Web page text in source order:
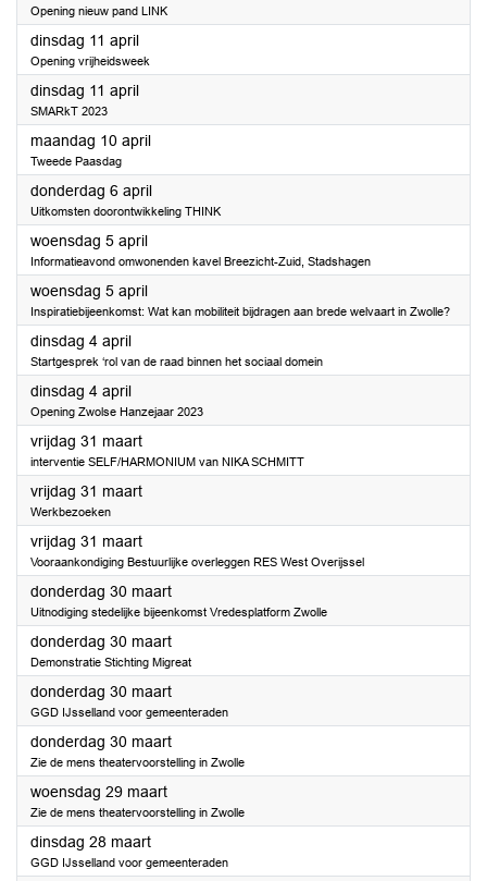
Opening nieuw pand LINK
dinsdag 11 april2023
Opening vrijheidsweek
dinsdag 11 april2023
SMARkT 2023
maandag 10 april2023
Tweede Paasdag
donderdag 6 april2023
Uitkomsten doorontwikkeling THINK
woensdag 5 april2023
Informatieavond omwonenden kavel Breezicht-Zuid, Stadshagen
woensdag 5 april2023
Inspiratiebijeenkomst: Wat kan mobiliteit bijdragen aan brede welvaart in Zwolle?
dinsdag 4 april2023
Startgesprek ‘rol van de raad binnen het sociaal domein
dinsdag 4 april2023
Opening Zwolse Hanzejaar 2023
vrijdag 31 maart2023
interventie SELF/HARMONIUM van NIKA SCHMITT
vrijdag 31 maart2023
Werkbezoeken
vrijdag 31 maart2023
Vooraankondiging Bestuurlijke overleggen RES West Overijssel
donderdag 30 maart2023
Uitnodiging stedelijke bijeenkomst Vredesplatform Zwolle
donderdag 30 maart2023
Demonstratie Stichting Migreat
donderdag 30 maart2023
GGD IJsselland voor gemeenteraden
donderdag 30 maart2023
Zie de mens theatervoorstelling in Zwolle
woensdag 29 maart2023
Zie de mens theatervoorstelling in Zwolle
dinsdag 28 maart2023
GGD IJsselland voor gemeenteraden